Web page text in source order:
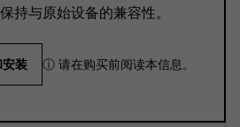
持与原始设备的兼容性。
装 ⓘ 请在购买前阅读本信息。